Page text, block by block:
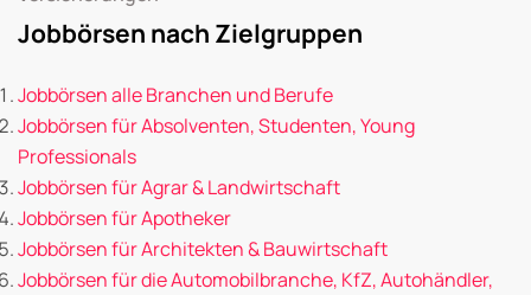
Jobbörsen nach Zielgruppen
Jobbörsen alle Branchen und Berufe
Jobbörsen für Absolventen, Studenten, Young
Professionals
Jobbörsen für Agrar & Landwirtschaft
Jobbörsen für Apotheker
Jobbörsen für Architekten & Bauwirtschaft
Jobbörsen für die Automobilbranche, KfZ, Autohändler,